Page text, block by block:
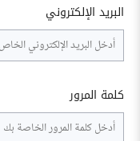
البريد الإلكتروني
كلمة المرور